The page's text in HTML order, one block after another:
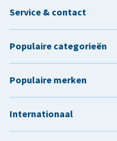
Service & contact
Populaire categorieën
Populaire merken
Internationaal